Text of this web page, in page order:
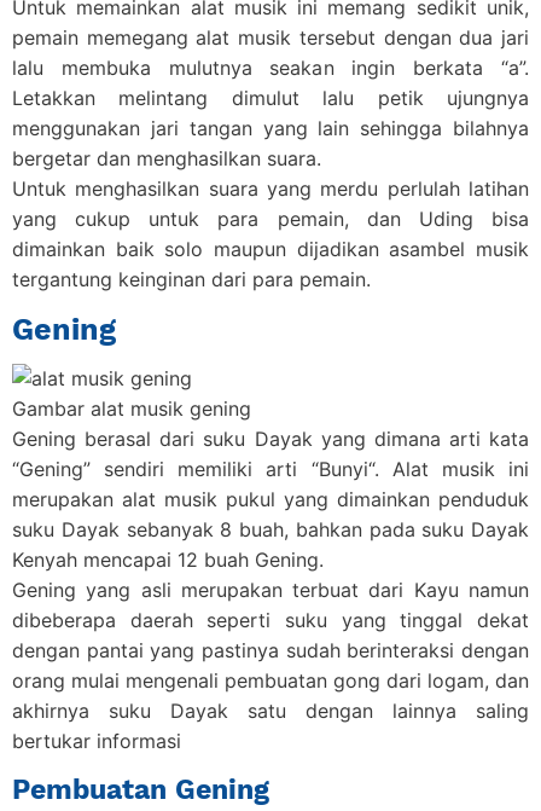
Untuk memainkan alat musik ini memang sedikit unik,
pemain memegang alat musik tersebut dengan dua jari
lalu membuka mulutnya seakan ingin berkata “a”.
Letakkan melintang dimulut lalu petik ujungnya
menggunakan jari tangan yang lain sehingga bilahnya
bergetar dan menghasilkan suara.
Untuk menghasilkan suara yang merdu perlulah latihan
yang cukup untuk para pemain, dan Uding bisa
dimainkan baik solo maupun dijadikan asambel musik
tergantung keinginan dari para pemain.
Gening
Gambar alat musik gening
Gening berasal dari suku Dayak yang dimana arti kata
“Gening” sendiri memiliki arti “Bunyi“. Alat musik ini
merupakan alat musik pukul yang dimainkan penduduk
suku Dayak sebanyak 8 buah, bahkan pada suku Dayak
Kenyah mencapai 12 buah Gening.
Gening yang asli merupakan terbuat dari Kayu namun
dibeberapa daerah seperti suku yang tinggal dekat
dengan pantai yang pastinya sudah berinteraksi dengan
orang mulai mengenali pembuatan gong dari logam, dan
akhirnya suku Dayak satu dengan lainnya saling
bertukar informasi
Pembuatan Gening